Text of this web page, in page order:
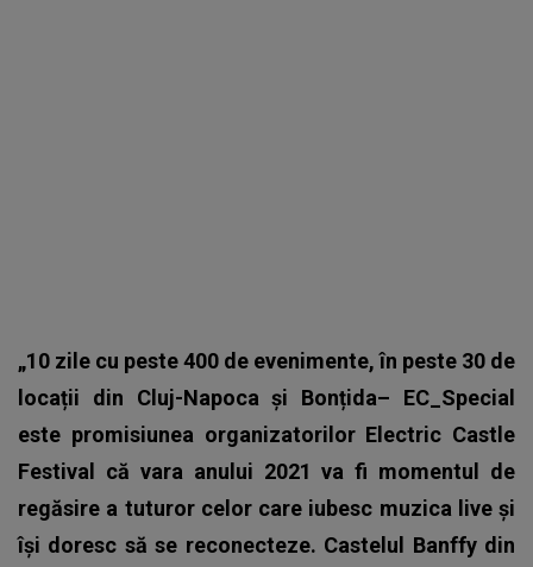
„10 zile cu peste 400 de evenimente, în peste 30 de
locații din Cluj-Napoca și Bonțida– EC_Special
este promisiunea organizatorilor Electric Castle
Festival că vara anului 2021 va fi momentul de
regăsire a tuturor celor care iubesc muzica live și
își doresc să se reconecteze. Castelul Banffy din